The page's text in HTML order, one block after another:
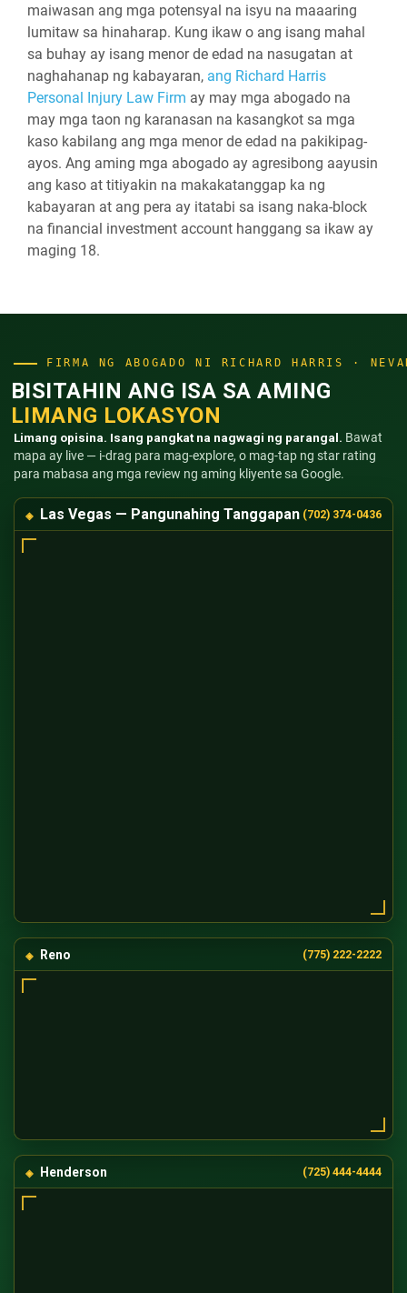
maiwasan ang mga potensyal na isyu na maaaring
lumitaw sa hinaharap. Kung ikaw o ang isang mahal
sa buhay ay isang menor de edad na nasugatan at
naghahanap ng kabayaran, ang Richard Harris
Personal Injury Law Firm ay may mga abogado na
may mga taon ng karanasan na kasangkot sa mga
kaso kabilang ang mga menor de edad na pakikipag-
ayos. Ang aming mga abogado ay agresibong aayusin
ang kaso at titiyakin na makakatanggap ka ng
kabayaran at ang pera ay itatabi sa isang naka-block
na financial investment account hanggang sa ikaw ay
maging 18.
FIRMA NG ABOGADO NI RICHARD HARRIS ·
BISITAHIN ANG ISA SA AMING
LIMANG LOKASYON
Limang opisina. Isang pangkat na nagwagi ng parangal. Bawat
mapa ay live — i-drag para mag-explore, o mag-tap ng star rating
para mabasa ang mga review ng aming kliyente sa Google.
Las Vegas — Pangunahing Tanggapan (702) 374-0436
Reno (775) 222-2222
Henderson (725) 444-4444